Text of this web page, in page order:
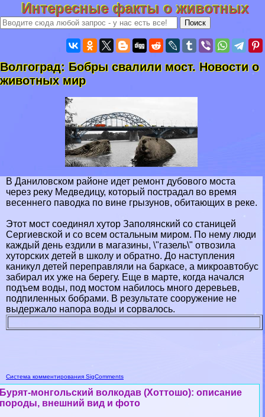
Интересные факты о животных
Волгоград: Бобры свалили мост. Новости о
животных мир
В Даниловском районе идет ремонт дубового моста
через реку Медведицу, который пострадал во время
весеннего паводка по вине грызунов, обитающих в реке.
Этот мост соединял хутор Заполянский со станицей
Сергиевской и со всем остальным миром. По нему люди
каждый день ездили в магазины, \"газель\" отвозила
хуторских детей в школу и обратно. До наступления
каникул детей переправляли на баркасе, а микроавтобус
забирал их уже на берегу. Еще в марте, когда начался
подъем воды, под мостом набилось много деревьев,
подпиленных бобрами. В результате сооружение не
выдержало напора воды и сорвалось.
Система комментирования SigComments
Бурят-монгольский волкодав (Хоттошо): описание
породы, внешний вид и фото